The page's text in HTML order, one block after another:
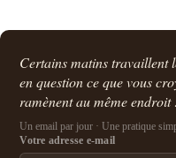
Certains matins travaillent
en question ce que vous
ramènent au même endroit
Un email par jour · Une pratique
Votre adresse e-mail